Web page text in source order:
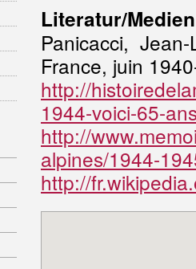
Literatur/Medien
Panicacci,
France, juin
http://
1944-voici-65-
http://
alpines/1944-
http://